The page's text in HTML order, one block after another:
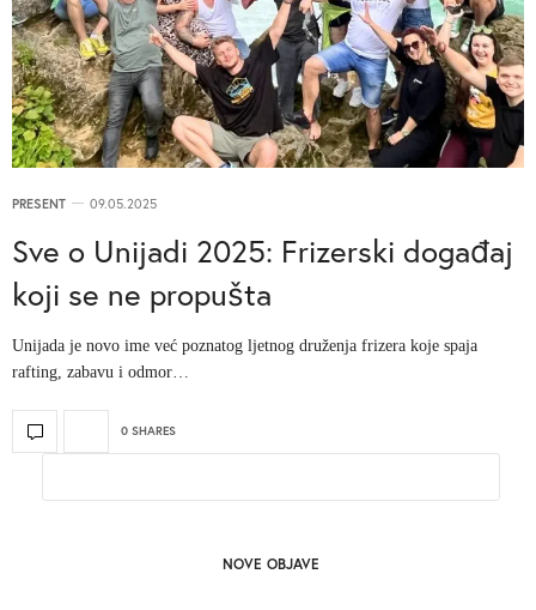
PRESENT 09.05.2025
Sve o Unijadi 2025: Frizerski događaj
koji se ne propušta
Unijada je novo ime već poznatog ljetnog druženja frizera koje spaja
rafting, zabavu i odmor…
0 SHARES
NOVE OBJAVE